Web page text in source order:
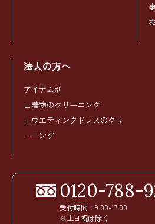
法人の方へ
アイテム別
∟着物のクリーニング
∟ウエディングドレスのクリ
ーニング
0120-788-
受付時間：9:00-17:00
※土日祝は除く